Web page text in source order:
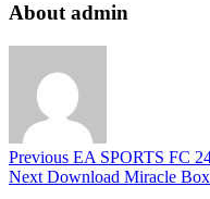
About admin
Previous EA SPORTS FC
Next Download Miracle